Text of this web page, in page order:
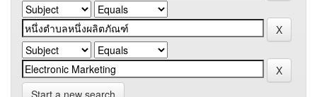
Start a new search